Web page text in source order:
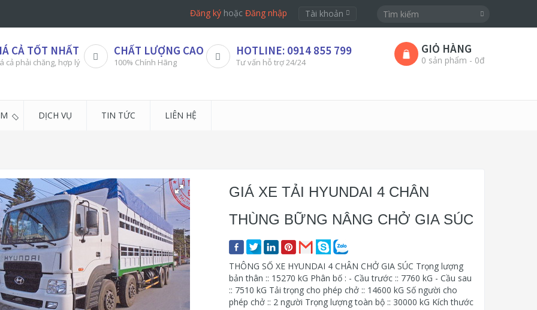
Đăng ký hoặcĐăng nhập Tài khoản
CẢ TỐT NHẤT
cả phải chăng, hợp lý
CHẤT LƯỢNG CAO
100% Chính Hãng
HOTLINE: 0914 855 799
Tư vấn hỗ trợ 24/24
GIỎ HÀNG
0 sản phẩm - 0đ
DỊCH VỤ TIN TỨC LIÊN HỆ
GIÁ XE TẢI HYUNDAI 4 CHÂN
THÙNG BỮNG NÂNG CHỞ GIA SÚC
THÔNG SỐ XE HYUNDAI 4 CHÂN CHỞ GIA SÚC Trọng lượng
bản thân :: 15270 kG Phân bố : - Cầu trước :: 7760 kG - Cầu sau
:: 7510 kG Tải trọng cho phép chở :: 14600 kG Số người cho
phép chở :: 2 người Trọng lượng toàn bộ :: 30000 kG Kích thước